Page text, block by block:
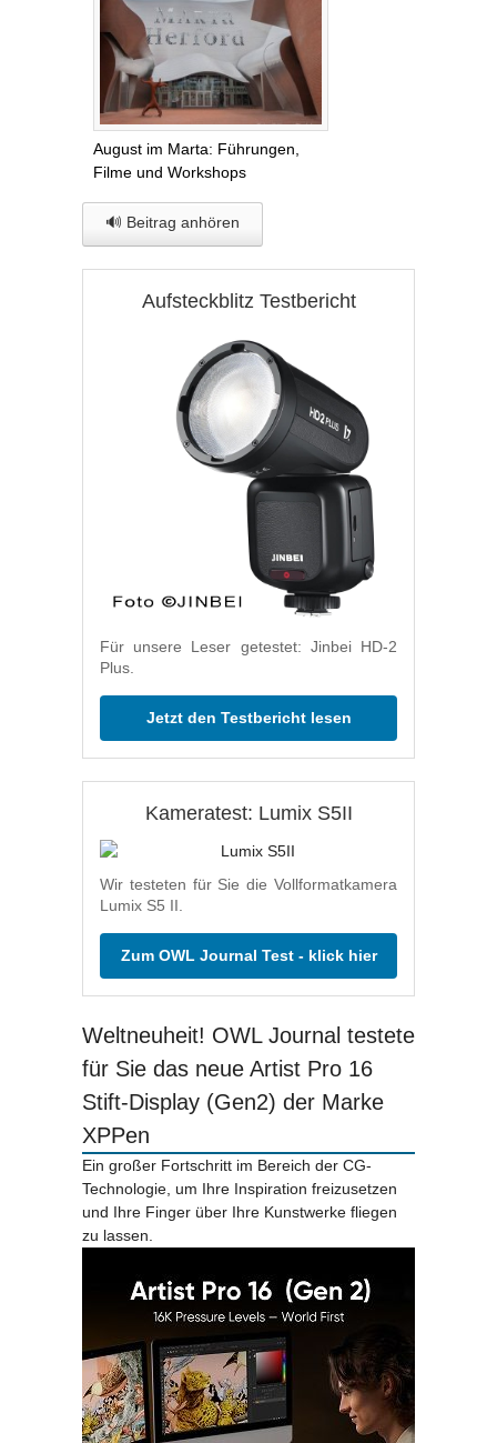
August im Marta: Führungen,
Filme und Workshops
🔊 Beitrag anhören
Aufsteckblitz Testbericht
Für unsere Leser getestet: Jinbei HD-2
Plus.
Jetzt den Testbericht lesen
Kameratest: Lumix S5II
Wir testeten für Sie die Vollformatkamera
Lumix S5 II.
Zum OWL Journal Test - klick hier
Weltneuheit! OWL Journal testete
für Sie das neue Artist Pro 16
Stift-Display (Gen2) der Marke
XPPen
Ein großer Fortschritt im Bereich der CG-
Technologie, um Ihre Inspiration freizusetzen
und Ihre Finger über Ihre Kunstwerke fliegen
zu lassen.